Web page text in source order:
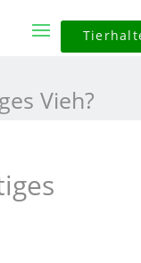
Vieh?